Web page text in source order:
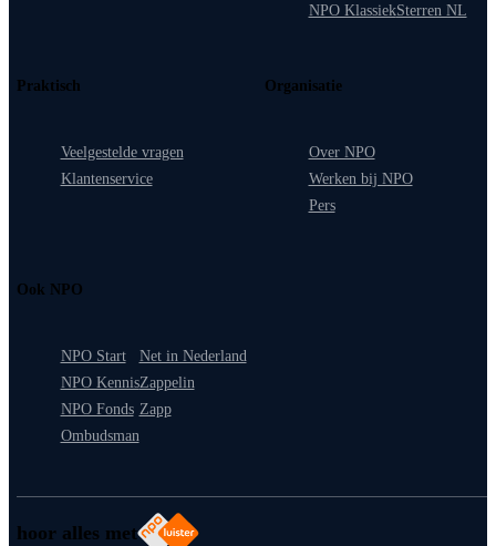
hoor alles met
NPO KlassiekSterren NL
Praktisch
Veelgestelde vragen
Klantenservice
Organisatie
Over NPO
Werken bij NPO
Pers
Ook NPO
NPO Start
NPO Kennis
NPO Fonds
Ombudsman
Net in Nederland
Zappelin
Zapp